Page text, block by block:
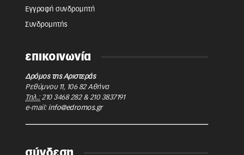
Εγγραφή συνδρομητή
Συνδρομητής
επικοινωνία
Δρόμος της Αριστεράς
Ρεθύμνου 11, 106 82 Αθήνα
Τηλ.: 210 3468 282& 210 3837191
e-mail: info@edromos.gr